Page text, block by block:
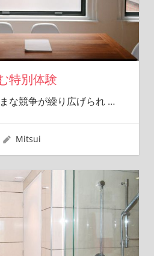
特別体験
な競争が繰り広げられ …
Mitsui